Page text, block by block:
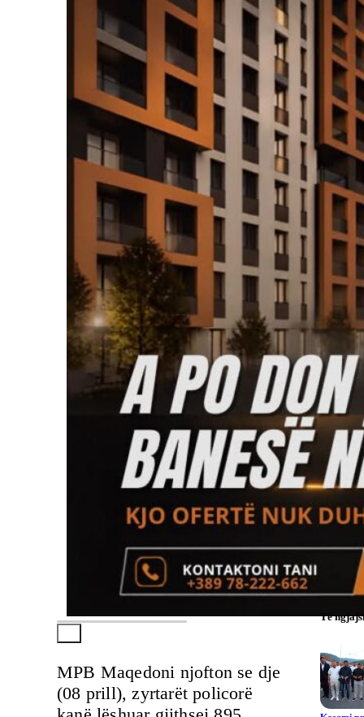
MPB Maqedoni njofton se dje
(08 prill), zyrtarët policorë
Të